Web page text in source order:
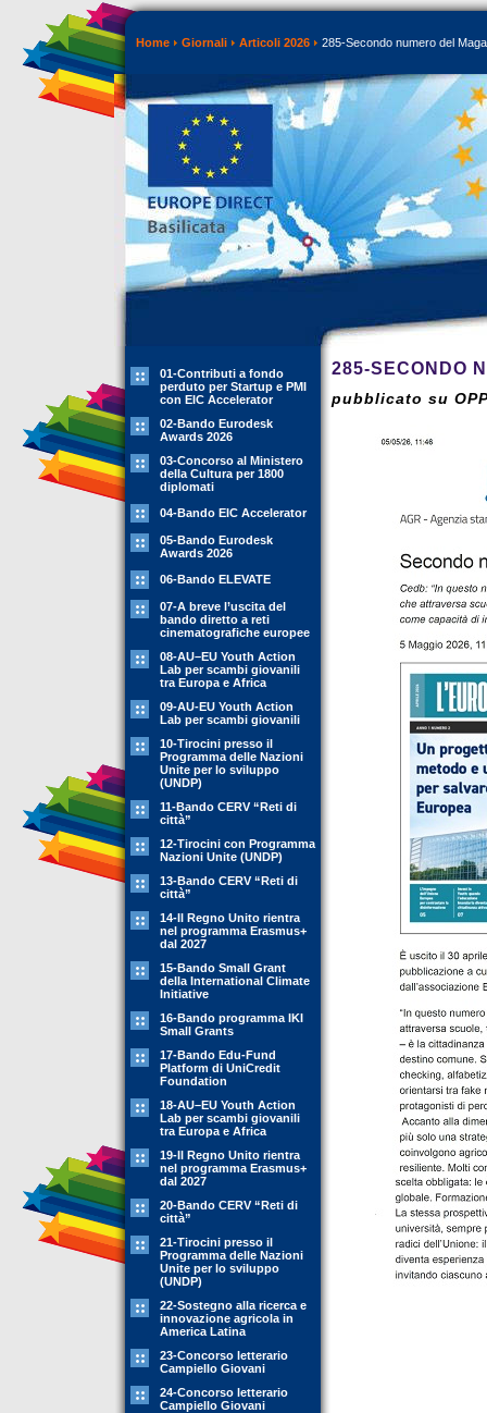
Home Giornali Articoli 2026 285-Secondo numero del
01-Contributi a fondo
perduto per Startup e PMI
con EIC Accelerator
02-Bando Eurodesk
Awards 2026
03-Concorso al Ministero
della Cultura per 1800
diplomati
04-Bando EIC Accelerator
05-Bando Eurodesk
Awards 2026
06-Bando ELEVATE
07-A breve l’uscita del
bando diretto a reti
cinematografiche europee
08-AU–EU Youth Action
Lab per scambi giovanili
tra Europa e Africa
09-AU-EU Youth Action
Lab per scambi giovanili
10-Tirocini presso il
Programma delle Nazioni
Unite per lo sviluppo
(UNDP)
11-Bando CERV “Reti di
città”
12-Tirocini con Programma
Nazioni Unite (UNDP)
13-Bando CERV “Reti di
città”
14-Il Regno Unito rientra
nel programma Erasmus+
dal 2027
15-Bando Small Grant
della International Climate
Initiative
16-Bando programma IKI
Small Grants
17-Bando Edu-Fund
Platform di UniCredit
Foundation
18-AU–EU Youth Action
Lab per scambi giovanili
tra Europa e Africa
19-Il Regno Unito rientra
nel programma Erasmus+
dal 2027
20-Bando CERV “Reti di
città”
21-Tirocini presso il
Programma delle Nazioni
Unite per lo sviluppo
(UNDP)
22-Sostegno alla ricerca e
innovazione agricola in
America Latina
23-Concorso letterario
Campiello Giovani
24-Concorso letterario
Campiello Giovani
285-SECONDO
pubblicato su